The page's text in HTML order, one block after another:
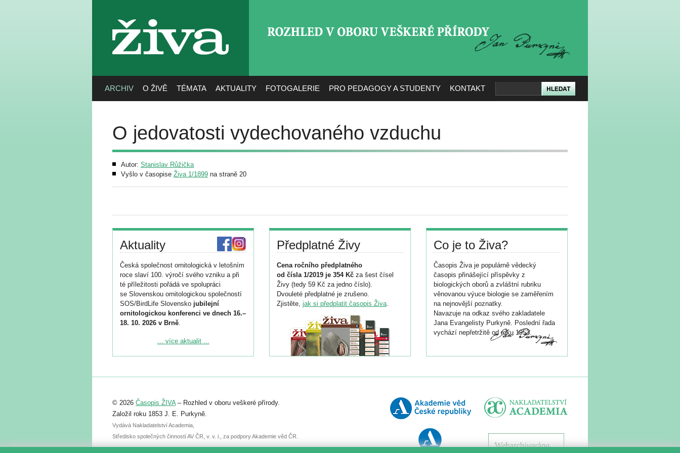
živa
ARCHIV O ŽIVĚ TÉMATA AKTUALITY FOTOGALERIE PRO PEDAGOGY A STUDENTY KONTAKT
O jedovatosti vydechovaného vzduchu
Autor: Stanislav Růžička
Vyšlo v časopise Živa 1/1899 na straně 20
Aktuality
Česká společnost ornitologická v letošním
roce slaví 100. výročí svého vzniku a při
té příležitosti pořádá ve spolupráci
se Slovenskou ornitologickou společností
SOS/BirdLife Slovensko jubilejní
ornitologickou konferenci ve dnech 16.–
18. 10. 2026 v Brně.
Podrobnější informace ke konferenci
Registrovat se můžete do 6. září.
abstraktu přihlášené přednášky nebo
posteru je už 30. června.
... více aktualit ...
Předplatné Živy
Cena ročního předplatného
od čísla 1/2019 je 354 Kč za šest čísel
Živy (tedy 59 Kč za jedno číslo).
Dvouleté předplatné je zrušeno.
Zjistěte, jak si předplatit časopis Živa.
Co je to Živa?
Časopis Živa je populárně vědecký
časopis přinášející příspěvky z
biologických oborů a zvláštní rubriku
věnovanou výuce biologie se zaměřením
na nejnovější poznatky.
Navazuje na odkaz svého zakladatele
Jana Evangelisty Purkyně. Poslední řada
vychází nepřetržitě od roku 1953.
© 2026 Časopis ŽIVA– Rozhled v oboru veškeré přírody.
Založil roku 1853 J. E. Purkyně.
Vydává Nakladatelství Academia,
Středisko společných činností AV ČR, v. v. i., za podpory Akademie věd ČR.